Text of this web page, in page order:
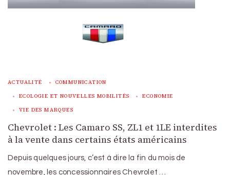
ACTUALITÉ COMMUNICATION
ECOLOGIE ET NOUVELLES MOBILITÉS ECONOMIE
VIE DES MARQUES
Chevrolet : Les Camaro SS, ZL1 et 1LE interdites
à la vente dans certains états américains
Depuis quelques jours, c’est à dire la fin du mois de
novembre, les concessionnaires Chevrolet …